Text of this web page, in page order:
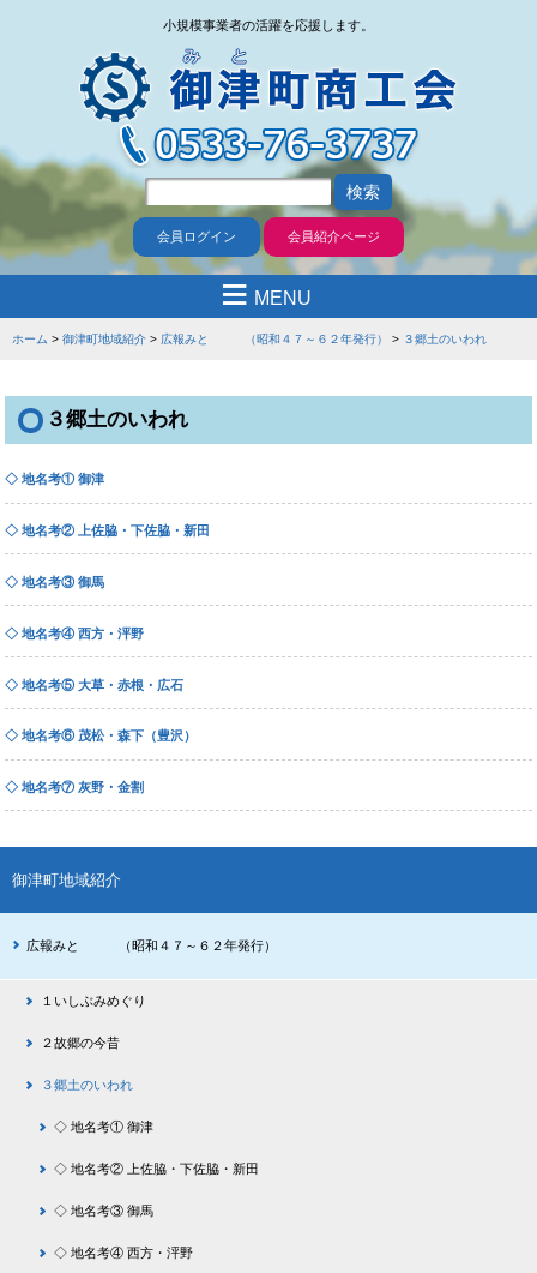
小規模事業者の活躍を応援します。
会員ログイン 会員紹介ページ
≡ MENU
ホーム 御津町地域紹介 広報みと （昭和４７～６２年発行） ３郷土のいわれ
３郷土のいわれ
◇ 地名考① 御津
◇ 地名考② 上佐脇・下佐脇・新田
◇ 地名考③ 御馬
◇ 地名考④ 西方・泙野
◇ 地名考⑤ 大草・赤根・広石
◇ 地名考⑥ 茂松・森下（豊沢）
◇ 地名考⑦ 灰野・金割
御津町地域紹介
広報みと （昭和４７～６２年発行）
１いしぶみめぐり
２故郷の今昔
３郷土のいわれ
◇ 地名考① 御津
◇ 地名考② 上佐脇・下佐脇・新田
◇ 地名考③ 御馬
◇ 地名考④ 西方・泙野